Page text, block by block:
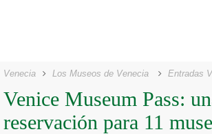
Venecia Los Museos de Venecia
Venice Museum Pass:
reservación para 11